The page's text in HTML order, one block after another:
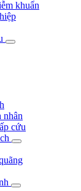
khuẩn
nhân
cứu